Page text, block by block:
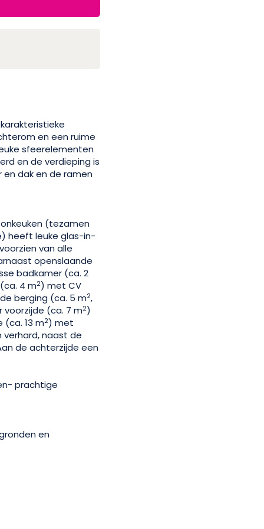
en een ruime
sfeerelementen
en de verdieping is
en dak en de ramen
(tezamen
heeft leuke glas-in-
van alle
openslaande
badkamer (ca. 2
4 m2) met CV
berging (ca. 5 m2,
(ca. 7 m2)
13 m2) met
verhard, naast de
de achterzijde een
prachtige
en